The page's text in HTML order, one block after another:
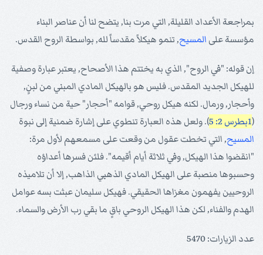
بمراجعة الأعداد القليلة, التي مرت بنا, يتضح لنا أن عناصر البناء
مؤسسة على المسيح, تنمو هيكلاً مقدساً لله, بواسطة الروح القدس.
إن قوله: "في الروح", الذي به يختتم هذا الأصحاح, يعتبر عبارة وصفية
للهيكل الجديد المقدس. فليس هو بالهيكل المادي المبني من لبنٍ,
وأحجار, ورمال. لكنه هيكل روحي, قوامه "أحجار" حية من نساء ورجال
(1بطرس 2: 5
). ولعل هذه العبارة تنطوي على إشارة ضمنية إلى نبوة
المسيح, التي تخطت عقول من وقعت على مسمعهم لأول مرة:
"انقضوا هذا الهيكل, وفي ثلاثة أيام أقيمه". فلئن فسرها أعداؤه
وحسبوها منصبة على الهيكل المادي الذهبي الذاهب, إلا أن تلاميذه
الروحيين يفهمون مغزاها الحقيقي. فهيكل سليمان عبثت بسه عوامل
الهدم والفناء, لكن هذا الهيكل الروحي باقٍ ما بقي رب الأرض والسماء.
عدد الزيارات: 5470